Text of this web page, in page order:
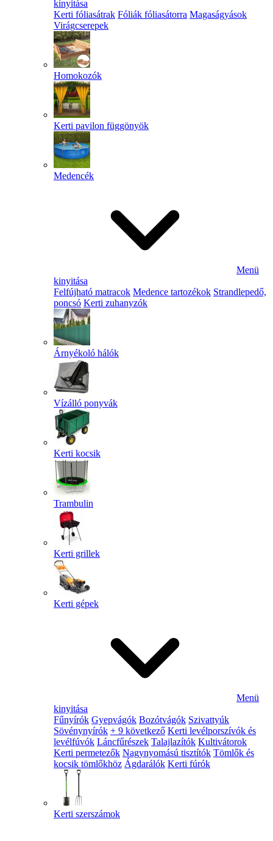
kinyitása
Kerti fóliasátrak Fóliák fóliasátorra Magaságyások
Virágcserepek
Homokozók
Kerti pavilon függönyök
Medencék
Menü
kinyitása
Felfújható matracok Medence tartozékok Strandlepedő,
poncsó Kerti zuhanyzók
Árnyékoló hálók
Vízálló ponyvák
Kerti kocsik
Trambulin
Kerti grillek
Kerti gépek
Menü
kinyitása
Fűnyírók Gyepvágók Bozótvágók Szivattyúk
Sövénynyírók + 9 következő Kerti levélporszívók és
levélfúvók Láncfűrészek Talajlazítók Kultivátorok
Kerti permetezők Nagynyomású tisztítók Tömlők és
kocsik tömlőkhöz Ágdarálók Kerti fúrók
Kerti szerszámok